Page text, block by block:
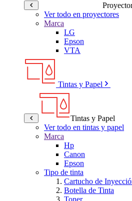
Ver todo en proyectores
Marca
LG
Epson
VTA
Tintas y Papel
Tintas y Papel
Ver todo en tintas y papel
Marca
Hp
Canon
Epson
Tipo de tinta
Cartucho de
Botella de Tinta
Toner